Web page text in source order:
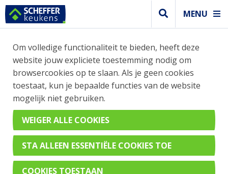
MENU
WEBSHOP BESTELLINGEN
Je kan tijdelijk geen bestelling plaatsen. Wil je je
vast oriënteren? Vergelijk eenvoudig apparaten
en merken met elkaar. Klik hier voor meer
informatie.
Fornuis
BERTAZZONI PRO96L2EART
Om volledige functionaliteit te bieden, heeft deze
website jouw expliciete toestemming nodig om
browsercookies op te slaan. Als je geen cookies
toestaat, kun je bepaalde functies van de website
mogelijk niet gebruiken.